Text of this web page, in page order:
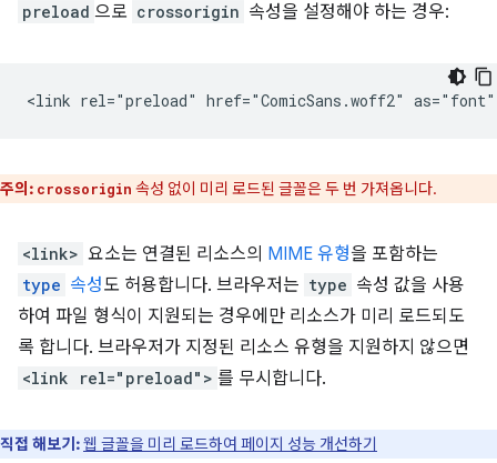
preload 으로 crossorigin 속성을 설정해야 하는 경우:
주의: crossorigin 속성 없이 미리 로드된 글꼴은 두 번 가져옵니다.
<link> 요소는 연결된 리소스의 MIME 유형을 포함하는
type 속성도 허용합니다. 브라우저는 type 속성 값을 사용
하여 파일 형식이 지원되는 경우에만 리소스가 미리 로드되도
록 합니다. 브라우저가 지정된 리소스 유형을 지원하지 않으면
<link rel="preload"> 를 무시합니다.
직접 해보기:웹 글꼴을 미리 로드하여 페이지 성능 개선하기